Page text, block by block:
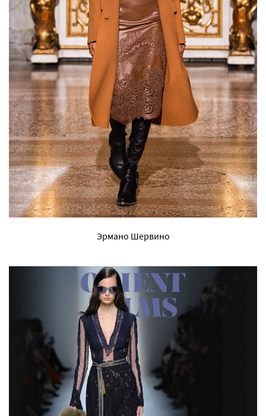
Эрмано Шервино